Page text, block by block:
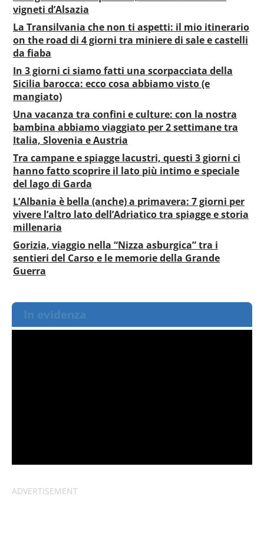
vigneti d’Alsazia
La Transilvania che non ti aspetti: il mio itinerario
on the road di 4 giorni tra miniere di sale e castelli
da fiaba
In 3 giorni ci siamo fatti una scorpacciata della
Sicilia barocca: ecco cosa abbiamo visto (e
mangiato)
Una vacanza tra confini e culture: con la nostra
bambina abbiamo viaggiato per 2 settimane tra
Italia, Slovenia e Austria
Tra campane e spiagge lacustri, questi 3 giorni ci
hanno fatto scoprire il lato più intimo e speciale
del lago di Garda
L’Albania è bella (anche) a primavera: 7 giorni per
vivere l’altro lato dell’Adriatico tra spiagge e storia
millenaria
Gorizia, viaggio nella “Nizza asburgica” tra i
sentieri del Carso e le memorie della Grande
Guerra
In evidenza